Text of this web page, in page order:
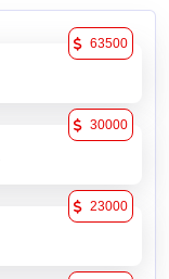
63500
30000
23000